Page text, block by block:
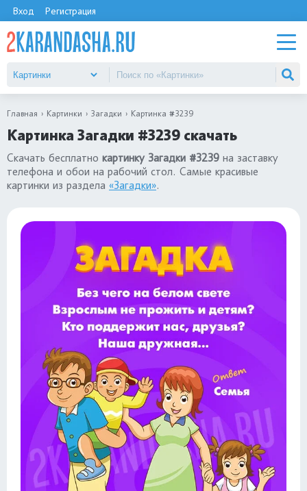
Вход Регистрация
Главная Картинки Загадки Картинка #3239
Картинка Загадки #3239 скачать
Скачать бесплатно картинку Загадки #3239 на заставку
телефона и обои на рабочий стол. Самые красивые
картинки из раздела «Загадки».